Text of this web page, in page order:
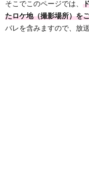
そこでこのページでは、
たロケ地（撮影場所）を
バレを含みますので、放